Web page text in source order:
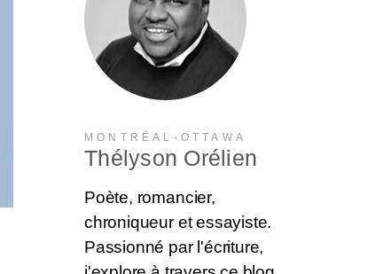
MONTRÉAL-OTTAWA
Thélyson Orélien
Poète, romancier,
chroniqueur et essayiste.
Passionné par l'écriture,